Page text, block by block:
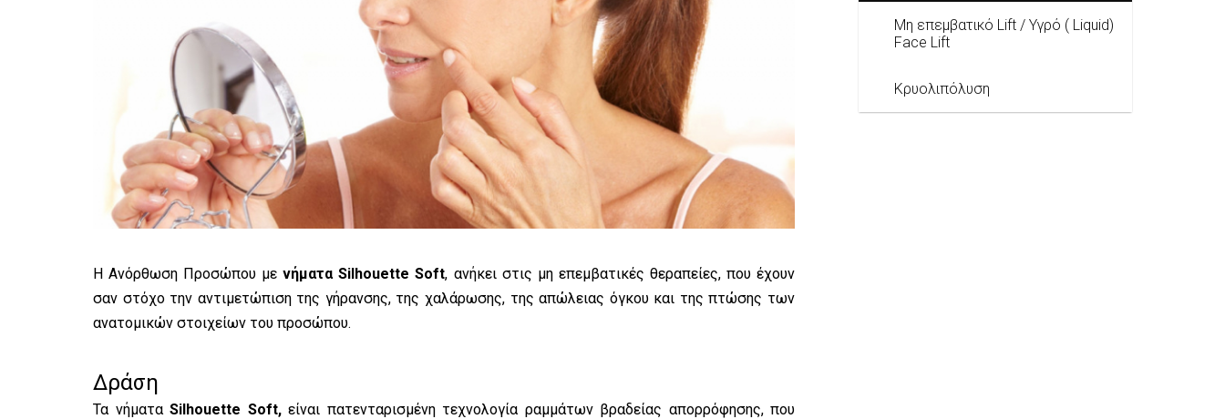
H Ανόρθωση Προσώπου με νήματα Silhouette Soft, ανήκει στις μη επεμβατικές θεραπείες, που έχουν
σαν στόχο την αντιμετώπιση της γήρανσης, της χαλάρωσης, της απώλειας όγκου και της πτώσης των
ανατομικών στοιχείων του προσώπου.
Δράση
Τα νήματα Silhouette Soft,είναι πατενταρισμένη τεχνολογία ραμμάτων βραδείας απορρόφησης, που
Μη επεμβατικό Lift / Υγρό ( Liquid)
Face Lift
Κρυολιπόλυση